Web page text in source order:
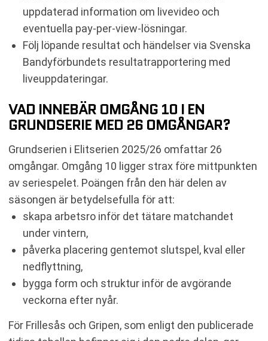
uppdaterad information om livevideo och
eventuella pay-per-view-lösningar.
Följ löpande resultat och händelser via Svenska
Bandyförbundets resultatrapportering med
liveuppdateringar.
VAD INNEBÄR OMGÅNG 10 I EN
GRUNDSERIE MED 26 OMGÅNGAR?
Grundserien i Elitserien 2025/26 omfattar 26
omgångar. Omgång 10 ligger strax före mittpunkten
av seriespelet. Poängen från den här delen av
säsongen är betydelsefulla för att:
skapa arbetsro inför det tätare matchandet
under vintern,
påverka placering gentemot slutspel, kval eller
nedflyttning,
bygga form och struktur inför de avgörande
veckorna efter nyår.
För Frillesås och Gripen, som enligt den publicerade